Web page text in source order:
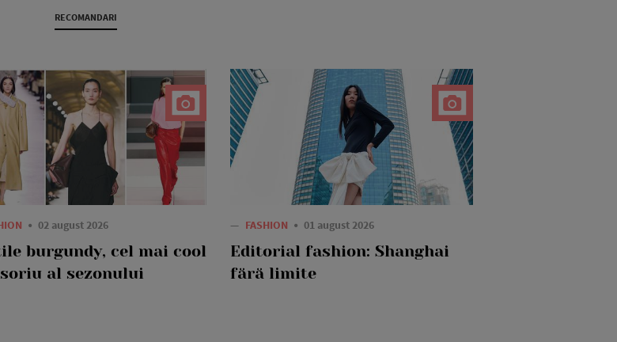
RECOMANDARI
02 august 2026
burgundy, cel mai cool
al sezonului
— FASHION 01 august 2026
Editorial fashion: Shanghai
fără limite